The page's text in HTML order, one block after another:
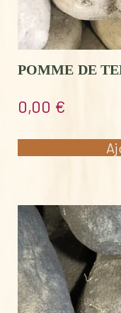
POMME DE
0,00 €